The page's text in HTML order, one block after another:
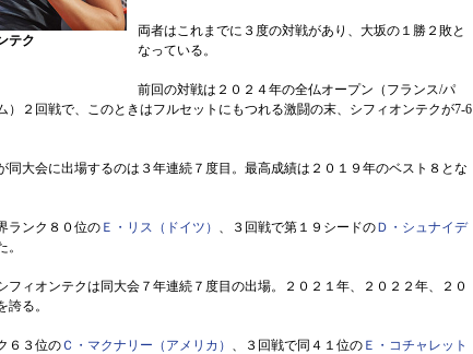
テク
両者はこれまでに３度の対戦があり、大坂の１勝２敗と
なっている。
前回の対戦は２０２４年の全仏オープン（フランス/パ
）２回戦で、このときはフルセットにもつれる激闘の末、シフィオンテクが7-6
同大会に出場するのは３年連続７度目。最高成績は２０１９年のベスト８とな
ランク８０位の Ｅ・リス（ドイツ） 、３回戦で第１９シードのＤ・シュナイデ
フィオンテクは同大会７年連続７度目の出場。２０２１年、２０２２年、２０
る。
６３位のＣ・マクナリー（アメリカ） 、３回戦で同４１位の Ｅ・コチャレット